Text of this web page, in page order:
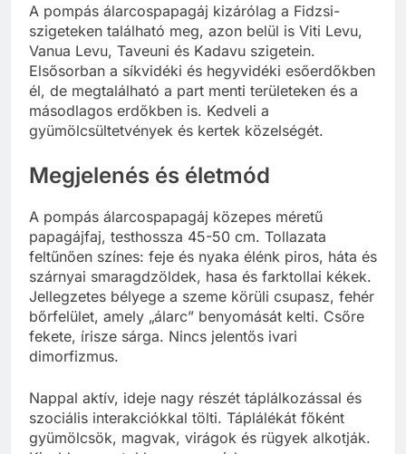
A pompás álarcospapagáj kizárólag a Fidzsi-
szigeteken található meg, azon belül is Viti Levu,
Vanua Levu, Taveuni és Kadavu szigetein.
Elsősorban a síkvidéki és hegyvidéki esőerdőkben
él, de megtalálható a part menti területeken és a
másodlagos erdőkben is. Kedveli a
gyümölcsültetvények és kertek közelségét.
Megjelenés és életmód
A pompás álarcospapagáj közepes méretű
papagájfaj, testhossza 45-50 cm. Tollazata
feltűnően színes: feje és nyaka élénk piros, háta és
szárnyai smaragdzöldek, hasa és farktollai kékek.
Jellegzetes bélyege a szeme körüli csupasz, fehér
bőrfelület, amely „álarc” benyomását kelti. Csőre
fekete, írisze sárga. Nincs jelentős ivari
dimorfizmus.
Nappal aktív, ideje nagy részét táplálkozással és
szociális interakciókkal tölti. Táplálékát főként
gyümölcsök, magvak, virágok és rügyek alkotják.